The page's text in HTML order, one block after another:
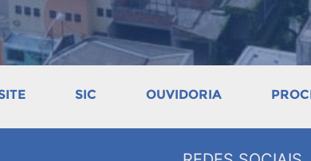
SIC OUVIDORIA